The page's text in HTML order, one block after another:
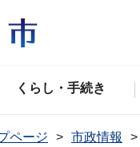
くらし・手続き
ページ 市政情報